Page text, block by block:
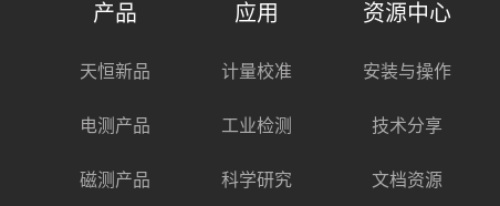
产品
天恒新品
电测产品
磁测产品
应用
计量校准
工业检测
科学研究
资源中心
安装与操作
技术分享
文档资源